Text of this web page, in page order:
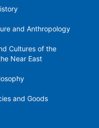
and Anthropology
Cultures of the
Near East
and Goods